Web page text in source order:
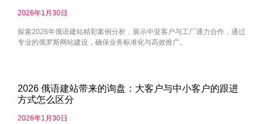
2026年1月30日
探索2026年俄语建站精彩案例分析，展示中亚客户与工厂通力合作，通过
专业的俄罗斯网站建设，确保业务标准化与高效推广。
2026 俄语建站带来的询盘：大客户与中小客户的跟进
方式怎么区分
2026年1月30日